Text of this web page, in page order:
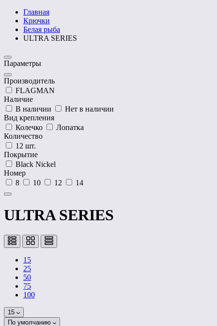
Главная
Крючки
Белая рыба
ULTRA SERIES
Параметры
Производитель
FLAGMAN
Наличие
В наличии
Нет в наличии
Вид крепления
Колечко
Лопатка
Количество
12 шт.
Покрытие
Black Nickel
Номер
8
10 12 14
ULTRA SERIES
15
25
50
75
100
15
По умолчанию